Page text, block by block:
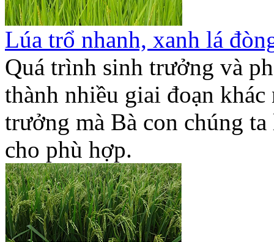
Lúa trổ nhanh, xanh lá
Quá trình sinh trưởng và
thành nhiều giai đoạn
trưởng mà Bà con chúng
cho phù hợp.